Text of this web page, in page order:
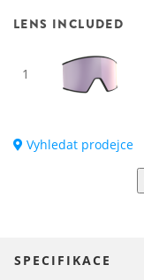
LENS INCLUDED
1
Vyhledat prodejce
SPECIFIKACE